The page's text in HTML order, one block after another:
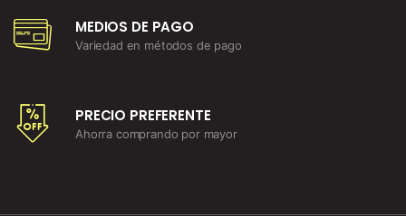
MEDIOS DE PAGO
Variedad en métodos de pago
PRECIO PREFERENTE
Ahorra comprando por mayor